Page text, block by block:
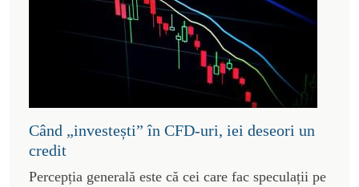
Când „investești” în CFD-uri, iei deseori un
credit
Percepția generală este că cei care fac speculații pe